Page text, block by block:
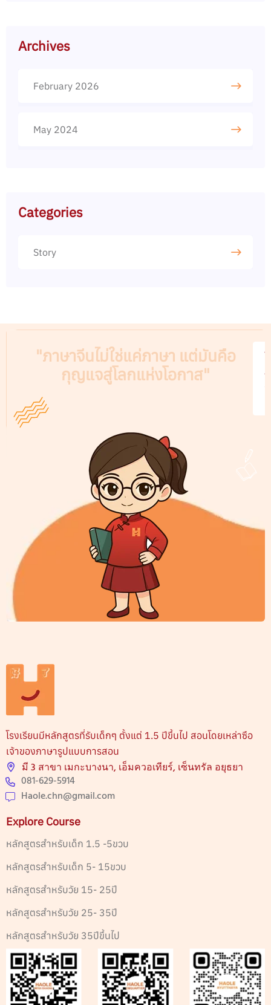
Archives
February 2026
May 2024
Categories
Story
"ภาษาจีนไม่ใช่แค่ภาษา แต่มันคือ
กุญแจสู่โลกแห่งโอกาส"
โรงเรียนมีหลักสูตรที่รับเด็กๆ ตั้งแต่ 1.5 ปีขึ้นไป สอนโดยเหล่าซือ
เจ้าของภาษารูปแบบการสอน
มี 3 สาขา เมกะบางนา, เอ็มควอเทียร์, เซ็นทรัล อยุธยา
081-629-5914
Haole.chn@gmail.com
Explore Course
หลักสูตรสำหรับเด็ก 1.5 -5ขวบ
หลักสูตรสำหรับเด็ก 5- 15ขวบ
หลักสูตรสำหรับวัย 15- 25ปี
หลักสูตรสำหรับวัย 25- 35ปี
หลักสูตรสำหรับวัย 35ปีขึ้นไป